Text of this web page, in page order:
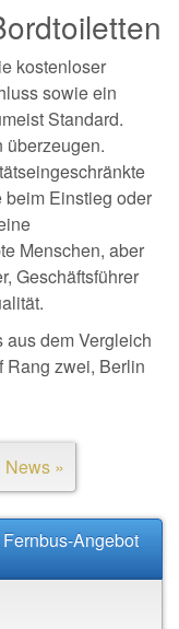
kostenloser
sowie ein
Standard.
überzeugen.
beim Einstieg oder
Menschen, aber
Geschäftsführer
aus dem Vergleich
Rang zwei, Berlin
News »
Angebot